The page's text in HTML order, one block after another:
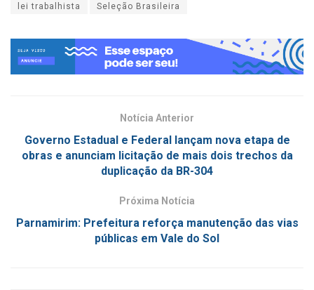
lei trabalhista Seleção Brasileira
Notícia Anterior
Governo Estadual e Federal lançam nova etapa de
obras e anunciam licitação de mais dois trechos da
duplicação da BR-304
Próxima Notícia
Parnamirim: Prefeitura reforça manutenção das vias
públicas em Vale do Sol